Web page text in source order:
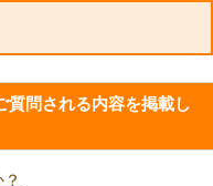
質問される内容を掲載し